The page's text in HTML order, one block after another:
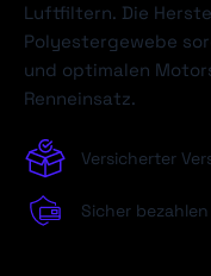
Luftfiltern. Die
Polyestergewebe
und optimalen
Renneinsatz.
Versicherter
Sicher bezahlen